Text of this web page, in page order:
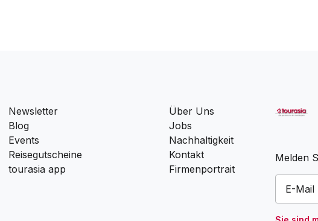
Newsletter
Blog
Events
Reisegutscheine
tourasia app
Über Uns
Jobs
Nachhaltigkeit
Kontakt
Firmenportrait
Melden